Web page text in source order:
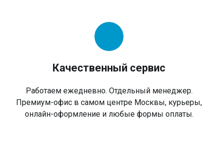
Качественный сервис
Работаем ежедневно. Отдельный менеджер.
Премиум-офис в самом центре Москвы, курьеры,
онлайн-оформление и любые формы оплаты.